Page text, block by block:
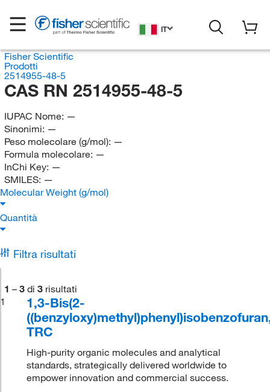
IT
Fisher Scientific
Prodotti
2514955-48-5
CAS RN 2514955-48-5
IUPAC Nome: —
Sinonimi: —
Peso molecolare (g/mol): —
Formula molecolare: —
InChi Key: —
SMILES: —
Molecular Weight (g/mol)
Quantità
Filtra risultati
1 – 3 di 3 risultati
1
1,3-Bis(2-
TRC
High-purity organic molecules and analytical
standards, strategically delivered worldwide to
empower innovation and commercial success.